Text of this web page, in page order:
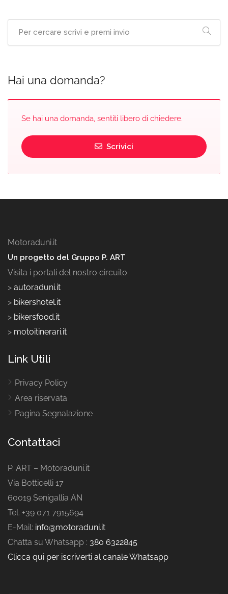
Hai una domanda?
Se hai una domanda, sentiti libero di chiedere.
Scrivici
Motoraduni.it
Un progetto del Gruppo P. ART
Visita i portali del nostro circuito:
> autoraduni.it
> bikershotel.it
> bikersfood.it
> motoitinerari.it
Link Utili
Privacy Policy
Area riservata
Pagina Segnalazione
Contattaci
P. ART – Motoraduni.it
Via Botticelli 17
60019 Senigallia AN
Tel. +39 071 7915694
E-Mail: info@motoraduni.it
Chatta su Whatsapp : 380 6322845
Clicca qui per iscriverti al canale Whatsapp